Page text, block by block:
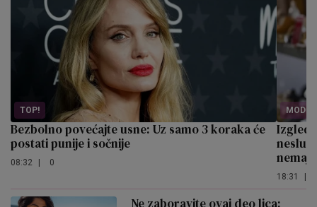
TOP!
Bezbolno povećajte usne: Uz samo 3 koraka će
postati punije i sočnije
08:32 | 0
18:31 |
Ne zaboravite ovaj deo lica: